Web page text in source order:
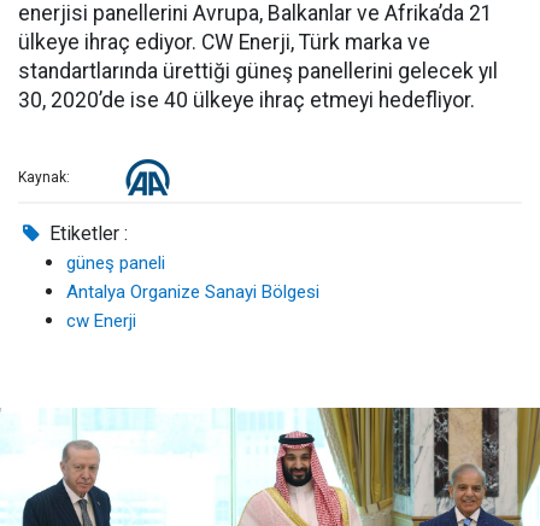
enerjisi panellerini Avrupa, Balkanlar ve Afrika’da 21
ülkeye ihraç ediyor. CW Enerji, Türk marka ve
standartlarında ürettiği güneş panellerini gelecek yıl
30, 2020’de ise 40 ülkeye ihraç etmeyi hedefliyor.
Kaynak:
Etiketler :
güneş paneli
Antalya Organize Sanayi Bölgesi
cw Enerji